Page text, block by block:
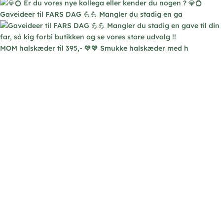
Gaveideer til FARS DAG 💪💪 Mangler du stadig en ga
MOM halskæder til 395,- 💖💖 Smukke halskæder med h